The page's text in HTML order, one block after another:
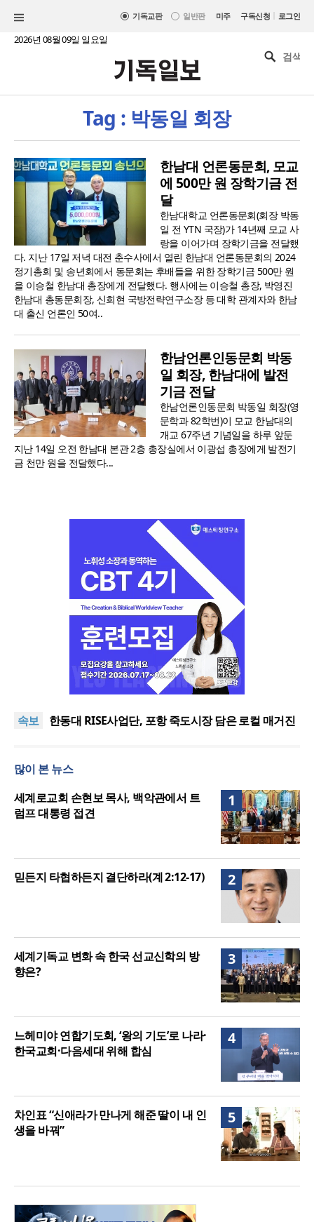
기독교판 일반판 미주 구독신청 | 로그인
2026년 08월 09일 일요일
Tag : 박동일 회장
한남대 언론동문회, 모교
에 500만 원 장학기금 전
달
한남대학교 언론동문회(회장 박동
일 전 YTN 국장)가 14년째 모교 사
랑을 이어가며 장학기금을 전달했
다. 지난 17일 저녁 대전 춘수사에서 열린 한남대 언론동문회의 2024
정기총회 및 송년회에서 동문회는 후배들을 위한 장학기금 500만 원
을 이승철 한남대 총장에게 전달했다. 행사에는 이승철 총장, 박영진
한남대 총동문회장, 신희현 국방전략연구소장 등 대학 관계자와 한남
대 출신 언론인 50여..
한남언론인동문회 박동
일 회장, 한남대에 발전
기금 전달
한남언론인동문회 박동일 회장(영
문학과 82학번)이 모교 한남대의
개교 67주년 기념일을 하루 앞둔
지난 14일 오전 한남대 본관 2층 총장실에서 이광섭 총장에게 발전기
금 천만 원을 전달했다...
속보
느헤미야 연합기도회, ‘왕의 기도’로 나라·한국교회·다
여”
한동대 RISE사업단, 포항 죽도시장 담은 로컬 매거진
느헤미야 연합기도회, ‘왕의 기도’로 나라·한국교회·다
세기총 “자유를 지키며 하나 된 희망의 미래를 향하
여”
많이 본 뉴스
1
세계로교회 손현보 목사, 백악관에서 트
럼프 대통령 접견
2
믿든지 타협하든지 결단하라(계 2:12-17)
3
세계기독교 변화 속 한국 선교신학의 방
향은?
4
느헤미야 연합기도회, ‘왕의 기도’로 나라·
한국교회·다음세대 위해 합심
5
차인표 “신애라가 만나게 해준 딸이 내 인
생을 바꿔”